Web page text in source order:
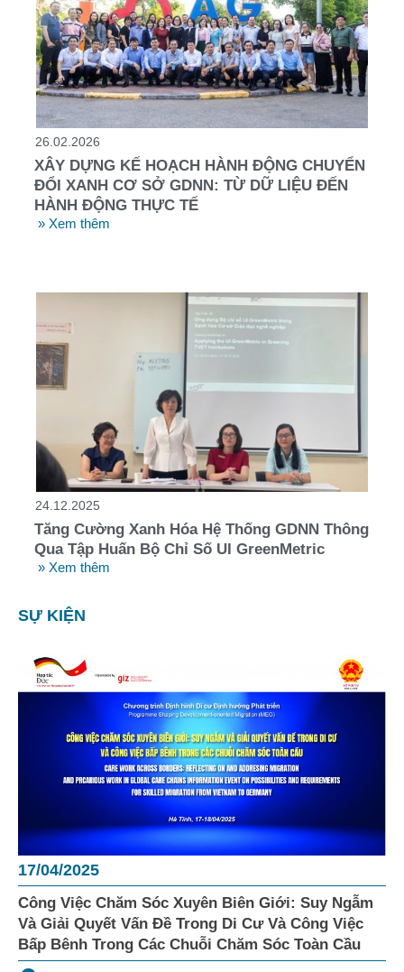
26.02.2026
XÂY DỰNG KẾ HOẠCH HÀNH ĐỘNG CHUYỂN
ĐỔI XANH CƠ SỞ GDNN: TỪ DỮ LIỆU ĐẾN
HÀNH ĐỘNG THỰC TẾ
» Xem thêm
24.12.2025
Tăng Cường Xanh Hóa Hệ Thống GDNN Thông
Qua Tập Huấn Bộ Chỉ Số UI GreenMetric
» Xem thêm
SỰ KIỆN
17/04/2025
Công Việc Chăm Sóc Xuyên Biên Giới: Suy Ngẫm
Và Giải Quyết Vấn Đề Trong Di Cư Và Công Việc
Bấp Bênh Trong Các Chuỗi Chăm Sóc Toàn Cầu